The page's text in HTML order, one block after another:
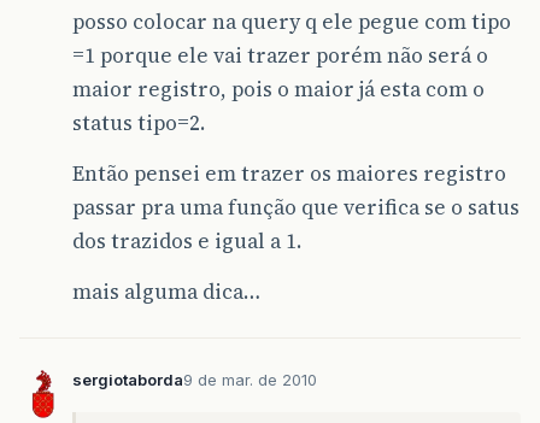
posso colocar na query q ele pegue com tipo
=1 porque ele vai trazer porém não será o
maior registro, pois o maior já esta com o
status tipo=2.
Então pensei em trazer os maiores registro
passar pra uma função que verifica se o satus
dos trazidos e igual a 1.
mais alguma dica…
sergiotaborda9 de mar. de 2010